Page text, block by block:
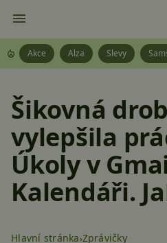
Akce Alza Slevy
Šikovná
vylepšila
Úkoly v
Kalendáři.
Hlavní stránka Zprávičky